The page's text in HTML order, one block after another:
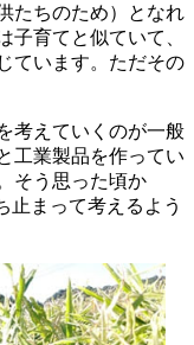
たちのため）となれ
子育てと似ていて、
ています。ただその
考えていくのが一般
工業製品を作ってい
そう思った頃か
止まって考えるよう